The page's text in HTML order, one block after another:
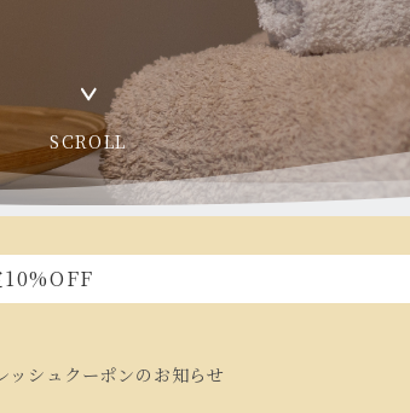
SCROLL
シュクーポンのお知らせ